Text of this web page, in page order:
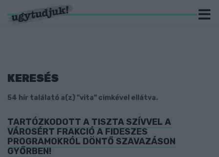
KERESÉS
54 hír találató a(z) "vita" cimkével ellátva.
TARTÓZKODOTT A TISZTA SZÍVVEL A
VÁROSÉRT FRAKCIÓ A FIDESZES
PROGRAMOKRÓL DÖNTŐ SZAVAZÁSON
GYŐRBEN!